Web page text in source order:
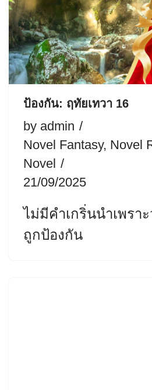
ป้องกัน: ฤทัยเทวา 16
by admin
Novel Fantasy, Novel
Novel
21/09/2025
ไม่มีคำเกริ่นนำเพรา
ถูกป้องกัน